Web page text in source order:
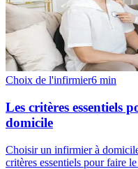
Choix de l'infirmier6 min
Les critères essentiels
domicile
Choisir un infirmier à
critères essentiels pour faire